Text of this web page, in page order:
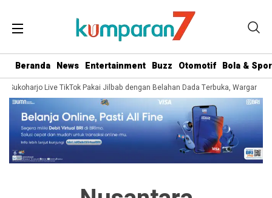
Beranda News Entertainment Buzz Otomotif Bola &
Sukoharjo Live TikTok Pakai Jilbab dengan Belahan Dada Terbuka, Warganet